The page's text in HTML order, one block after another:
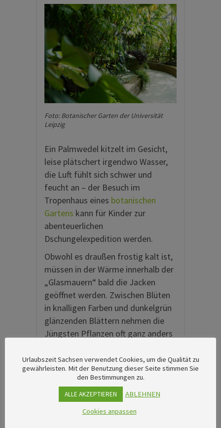
Foto: Botanischer Garten der Universität
Leipzig
Ein Palmwedel kitzelt im Gesicht,
leise plätschert irgendwo Wasser,
die Luft fühlt sich schwer und
feucht an – der Besuch im
Tropenhaus eines botanischen
Gartens kann für Kinder zur
abenteuerlichen
Dschungelexpedition werden.
Obwohl es draußen frostig kalt ist,
müssen in der Wärme innerhalb der
„Glasmauern“ bald die Jacken
geöffnet werden. Zwischen Blüten
in knalligen Farben und dunkelgrün
glänzenden Blättern nehmen die
Jüngsten Pflanzen oft ganz anders
Tags:
Chemnitz-Zwickau,Dresden
Leipzig und Region
Urlaubszeit Sachsen verwendet Cookies, um die Qualität zu
gewährleisten. Mit der Benutzung dieser Seite stimmen Sie
den Bestimmungen zu.
ALLE AKZEPTIEREN
ABLEHNEN
Cookies anpassen